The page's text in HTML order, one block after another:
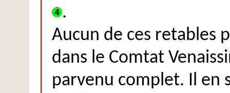
.
Aucun de ces retables
dans le Comtat
parvenu complet. Il en